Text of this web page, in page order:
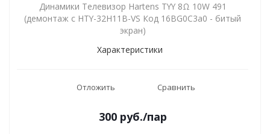
Динамики Телевизор Hartens TYY 8Ω 10W 491
(демонтаж с HTY-32H11B-VS Код 16BG0C3a0 - битый
экран)
Характеристики
Отложить Сравнить
300 руб./пар